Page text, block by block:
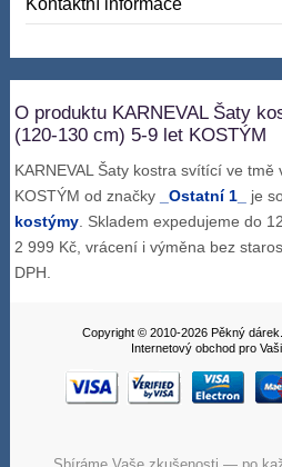
Kontaktní informace
O produktu KARNEVAL Šaty
(120-130 cm) 5-9 let KOSTÝM
KARNEVAL Šaty kostra svítící ve
KOSTÝM od značky
_Ostatní 1_ je
kostýmy . Skladem expedujeme do
2 999 Kč, vrácení i výměna bez
DPH.
Copyright © 2010-2026 Pěkný
Internetový obchod pro